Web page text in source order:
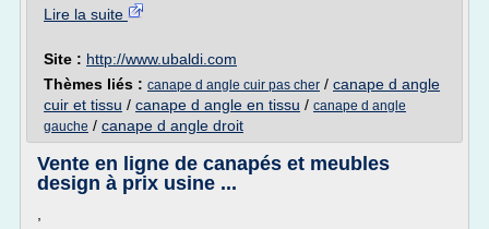
Lire la suite
Site : http://www.ubaldi.com
Thèmes liés : canape d angle cuir pas cher / canape d angle
cuir et tissu / canape d angle en tissu / canape d angle
gauche / canape d angle droit
Vente en ligne de canapés et meubles
design à prix usine ...